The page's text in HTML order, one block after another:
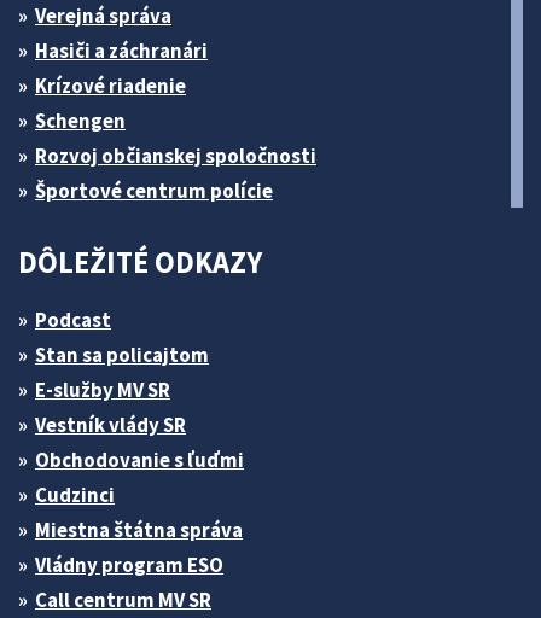
Verejná správa
Hasiči a záchranári
Krízové riadenie
Schengen
Rozvoj občianskej spoločnosti
Športové centrum polície
DÔLEŽITÉ ODKAZY
Podcast
Stan sa policajtom
E-služby MV SR
Vestník vlády SR
Obchodovanie s ľuďmi
Cudzinci
Miestna štátna správa
Vládny program ESO
Call centrum MV SR